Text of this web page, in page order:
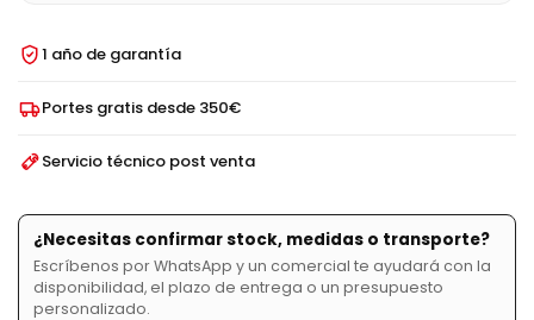
1 año de garantía
Portes gratis desde 350€
Servicio técnico post venta
¿Necesitas confirmar stock, medidas o transporte?
Escríbenos por WhatsApp y un comercial te ayudará con la
disponibilidad, el plazo de entrega o un presupuesto
personalizado.